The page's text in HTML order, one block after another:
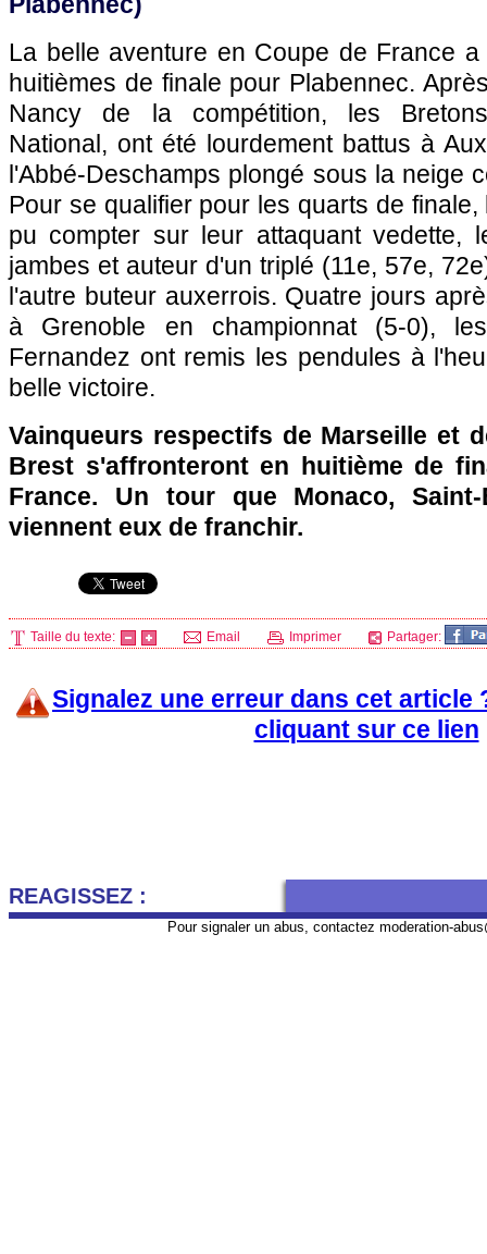
La belle aventure en Coupe de France
huitièmes de finale pour Plabennec.
Nancy de la compétition, les
National, ont été lourdement battus à
l'Abbé-Deschamps plongé sous la neige
Pour se qualifier pour les quarts de
pu compter sur leur attaquant vedette,
jambes et auteur d'un triplé (11e, 57e,
l'autre buteur auxerrois. Quatre jours
à Grenoble en championnat (5-0),
Fernandez ont remis les pendules à
belle victoire.
Vainqueurs respectifs de Marseille et
Brest s'affronteront en huitième de
France. Un tour que Monaco,
viennent eux de franchir.
Taille du texte: Email Imprimer Partager:
Signalez une erreur dans cet article
cliquant sur ce lien
REAGISSEZ :
Pour signaler un abus, contactez moderation-